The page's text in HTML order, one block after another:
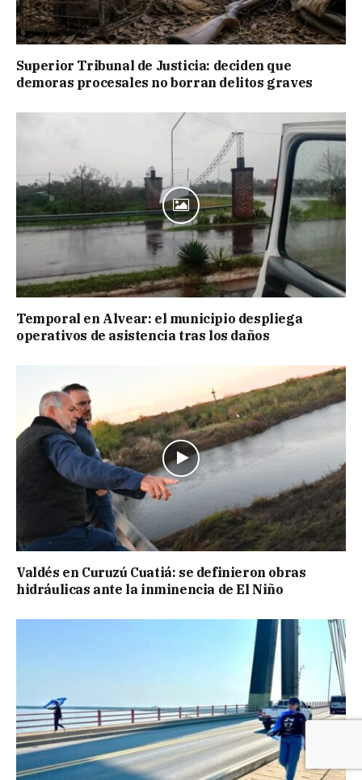
Superior Tribunal de Justicia: deciden que
demoras procesales no borran delitos graves
Temporal en Alvear: el municipio despliega
operativos de asistencia tras los daños
Valdés en Curuzú Cuatiá: se definieron obras
hidráulicas ante la inminencia de El Niño